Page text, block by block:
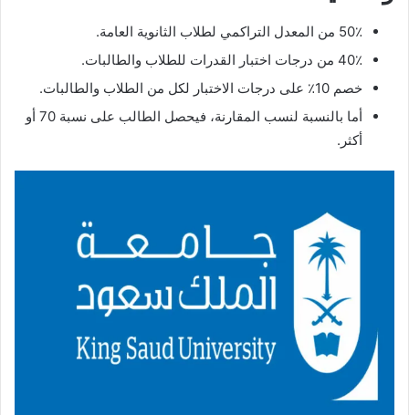
50٪ من المعدل التراكمي لطلاب الثانوية العامة.
40٪ من درجات اختبار القدرات للطلاب والطالبات.
خصم 10٪ على درجات الاختبار لكل من الطلاب والطالبات.
أما بالنسبة لنسب المقارنة، فيحصل الطالب على نسبة 70 أو
أكثر.